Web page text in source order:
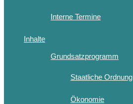
Interne Termine
Inhalte
Grundsatzprogramm
Staatliche Ordnung
Ökonomie